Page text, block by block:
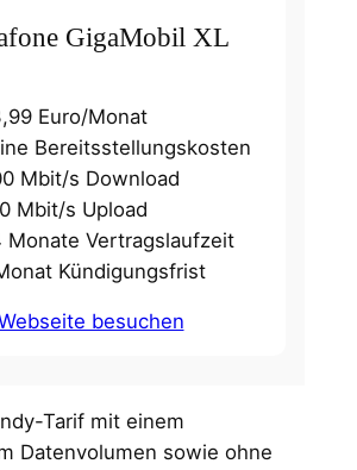
GigaMobil XL
Euro/Monat
Bereitsstellungskosten
Mbit/s Download
Mbit/s Upload
Monate Vertragslaufzeit
Kündigungsfrist
besuchen
Tarif mit einem
Datenvolumen sowie ohne